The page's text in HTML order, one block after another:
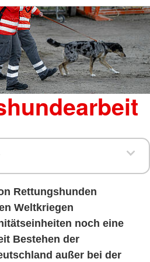
Rettungshunden
Weltkriegen
noch eine
Bestehen der
außer bei der